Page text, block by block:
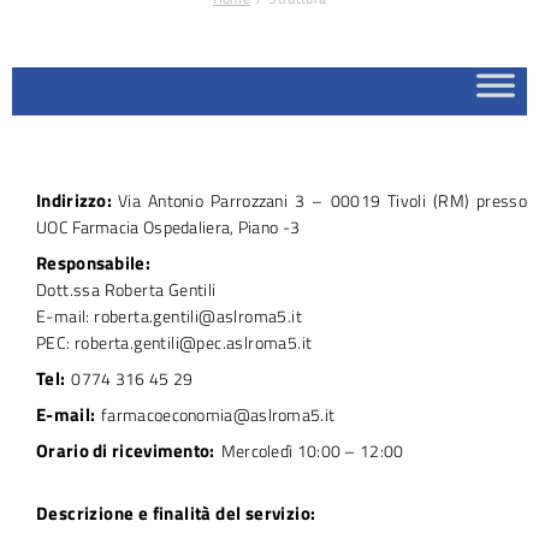
Indirizzo: Via Antonio Parrozzani 3 – 00019 Tivoli (RM) presso
UOC Farmacia Ospedaliera, Piano -3
Responsabile:
Dott.ssa Roberta Gentili
E-mail: roberta.gentili@aslroma5.it
PEC: roberta.gentili@pec.aslroma5.it
Tel: 0774 316 45 29
E-mail: farmacoeconomia@aslroma5.it
Orario di ricevimento: Mercoledì 10:00 – 12:00
Descrizione e finalità del servizio: